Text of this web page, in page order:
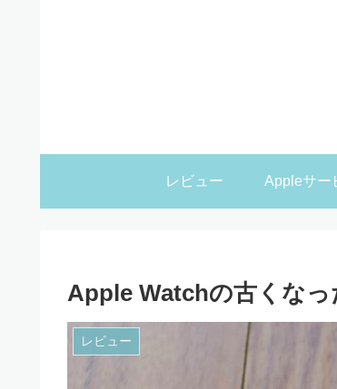
レビュー Appleサー
Apple Watchの古くな
レビュー